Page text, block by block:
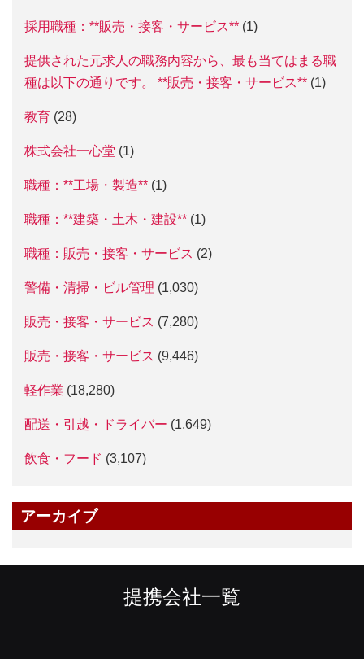
採用職種：**販売・接客・サービス** (1)
提供された元求人の職務内容から、最も当てはまる職
種は以下の通りです。 **販売・接客・サービス** (1)
教育 (28)
株式会社一心堂 (1)
職種：**工場・製造** (1)
職種：**建築・土木・建設** (1)
職種：販売・接客・サービス (2)
警備・清掃・ビル管理 (1,030)
販売・接客・サービス (7,280)
販売・接客・サービス (9,446)
軽作業 (18,280)
配送・引越・ドライバー (1,649)
飲食・フード (3,107)
アーカイブ
提携会社一覧